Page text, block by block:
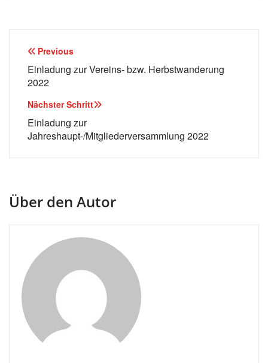
Beitragsnavigation
Previous
Einladung zur Vereins- bzw. Herbstwanderung
2022
Nächster Schritt
Einladung zur
Jahreshaupt-/Mitgliederversammlung 2022
Über den Autor